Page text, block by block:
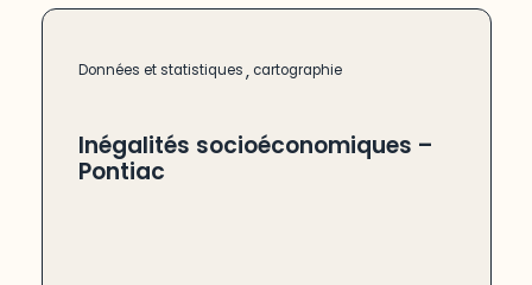
Données et statistiques, cartographie
Inégalités socioéconomiques –
Pontiac